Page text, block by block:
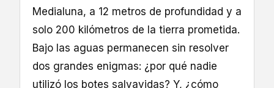
Medialuna, a 12 metros de profundidad y a
solo 200 kilómetros de la tierra prometida.
Bajo las aguas permanecen sin resolver
dos grandes enigmas: ¿por qué nadie
utilizó los botes salvavidas? Y, ¿cómo